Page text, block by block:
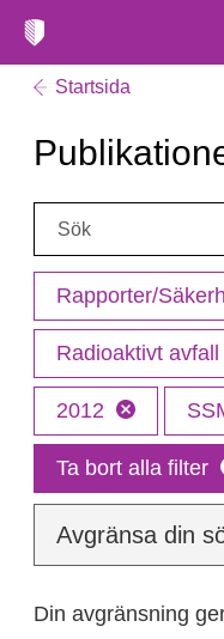
Startsida
Sök:
Rapporter/
Radioaktivt avfall
2012
Ta bort alla filter
Avgränsa din
Din avgränsning